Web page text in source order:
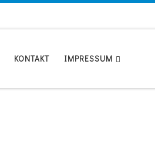
KONTAKT IMPRESSUM